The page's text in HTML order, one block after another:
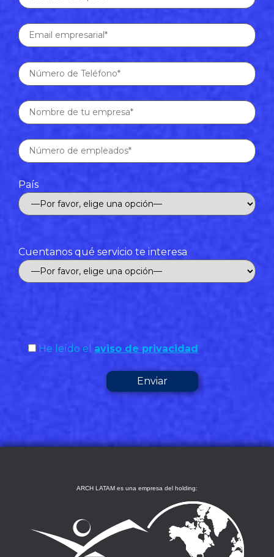
País
Cuentanos qué servicio te interesa
He leído el aviso de privacidad
ARCH LATAM es una empresa del holding: